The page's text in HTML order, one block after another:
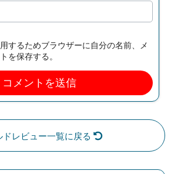
するためブラウザーに自分の名前、メ
を保存する。
ドレビュー一覧に戻る